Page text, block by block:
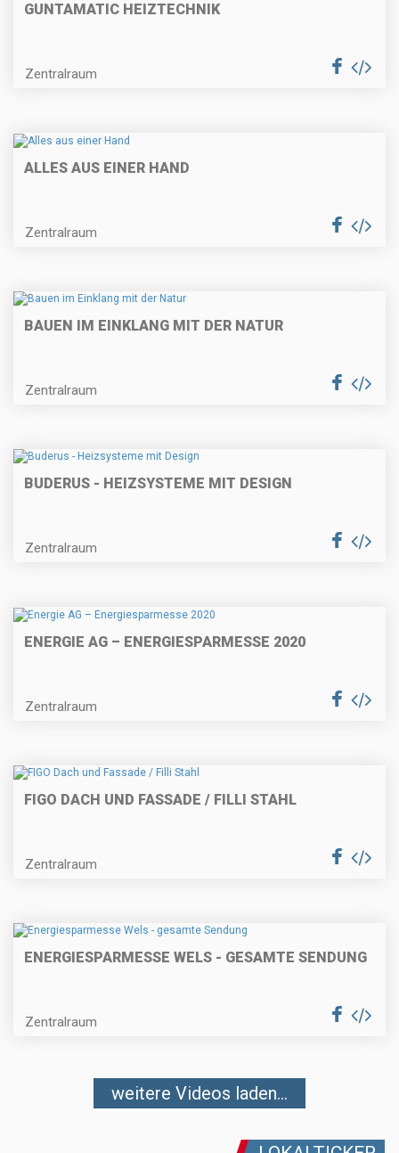
GUNTAMATIC HEIZTECHNIK
Zentralraum
ALLES AUS EINER HAND
Zentralraum
BAUEN IM EINKLANG MIT DER NATUR
Zentralraum
BUDERUS - HEIZSYSTEME MIT DESIGN
Zentralraum
ENERGIE AG – ENERGIESPARMESSE 2020
Zentralraum
FIGO DACH UND FASSADE / FILLI STAHL
Zentralraum
ENERGIESPARMESSE WELS - GESAMTE SENDUNG
Zentralraum
weitere Videos laden...